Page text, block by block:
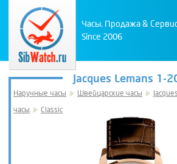
Часы. Продажа &
Since 2006
Jacques Lemans 1-
Наручные часы Швейцарские часы
часы Classic